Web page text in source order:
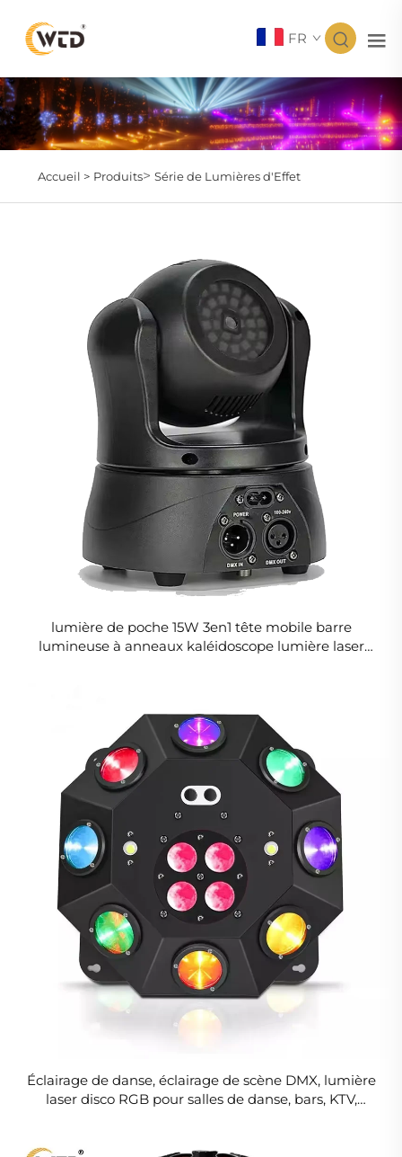
FR
Accueil > Produits> Série de Lumières d'Effet
lumière de poche 15W 3en1 tête mobile barre
lumineuse à anneaux kaléidoscope lumière laser
Éclairage de danse, éclairage de scène DMX, lumière
laser disco RGB pour salles de danse, bars, KTV,